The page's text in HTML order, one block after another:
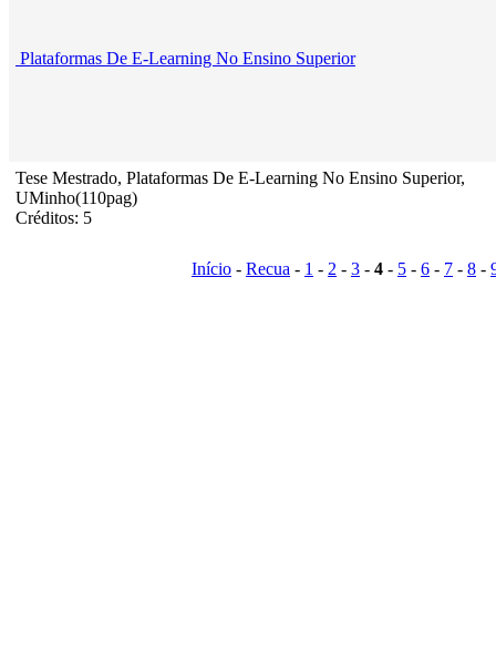
Plataformas De E-Learning No Ensino Superior
Tese Mestrado, Plataformas De E-Learning No Ensino Superior,
UMinho(110pag)
Créditos: 5
Início - Recua - 1 - 2 - 3 - 4 - 5 - 6 - 7 - 8 -